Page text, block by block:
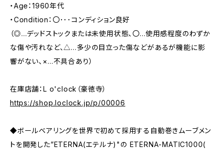
・Age：1960年代
・Condition：〇･･･コンディション良好
（◎…デッドストックまたは未使用状態、〇…使用感程度のわずか
な傷や汚れなど、△…多少の目立った傷などがあるが機能に影
響がない、×…不具合あり）
在庫店舗：L o'clock（豪徳寺）
https://shop.loclock.jp/p/00006
◆ボールベアリングを世界で初めて採用する自動巻きムーブメン
トを開発した”ETERNA(エテルナ)"の ETERNA-MATIC1000(